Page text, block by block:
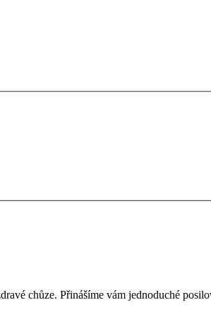
chůze. Přinášíme vám jednoduché